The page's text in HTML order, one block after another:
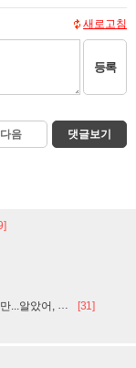
새로고침
등록
다음 댓글보기
이제 그만, 끝" [31]